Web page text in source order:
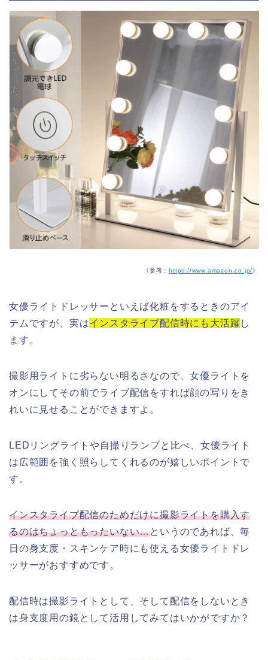
《参考：https://www.amazon.co.jp/》
女優ライトドレッサーといえば化粧をするときのアイ
テムですが、実はインスタライブ配信時にも大活躍 し
ます。
撮影用ライトに劣らない明るさなので、女優ライトを
オンにしてその前でライブ配信をすれば顔の写りをき
れいに見せることができますよ。
LEDリングライトや自撮りランプと比べ、女優ライト
は広範囲を強く照らしてくれるのが嬉しいポイントで
す。
インスタライブ配信のためだけに撮影ライトを購入す
るのはちょっともったいない…というのであれば、毎
日の身支度・スキンケア時にも使える女優ライトドレ
ッサーがおすすめです。
配信時は撮影ライトとして、そして配信をしないとき
は身支度用の鏡として活用してみてはいかがですか？